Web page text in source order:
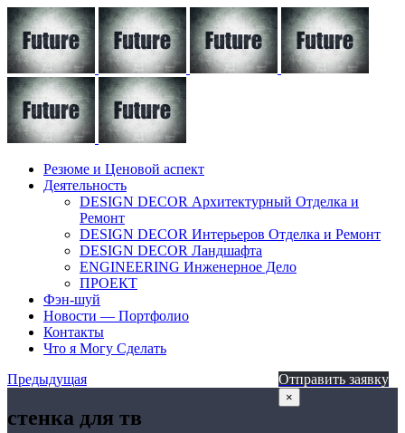
Резюме и Ценовой аспект
Деятельность
DESIGN DECOR Архитектурный Отделка и
Ремонт
DESIGN DECOR Интерьеров Отделка и Ремонт
DESIGN DECOR Ландшафта
ENGINEERING Инженерное Дело
ПРОЕКТ
Фэн-шуй
Новости — Портфолио
Контакты
Что я Могу Сделать
Предыдущая
стенка для тв
Отправить заявку
×